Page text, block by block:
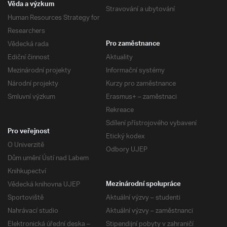
Stravování a ubytování
Věda a výzkum
Human Resources Strategy for
Researchers
Vědecká rada
Ediční činnost
Mezinárodní projekty
Národní projekty
Smluvní výzkum
Pro zaměstnance
Aktuality
Informační systémy
Kurzy pro zaměstnance
Erasmus+ – zaměstnaci
Rekreace
Sdílení přístrojového vybavení
Etický kodex
Odbory UJEP
Pro veřejnost
O Univerzitě
Dům umění Ústí nad Labem
Knihkupectví
Vědecká knihovna UJEP
Sportoviště
Nahrávací studio
Elektronická úřední deska –
Mezinárodní spolupráce
Aktuální výzvy – studenti
Aktuální výzvy – zaměstnanci
Stipendijní pobyty v zahraničí